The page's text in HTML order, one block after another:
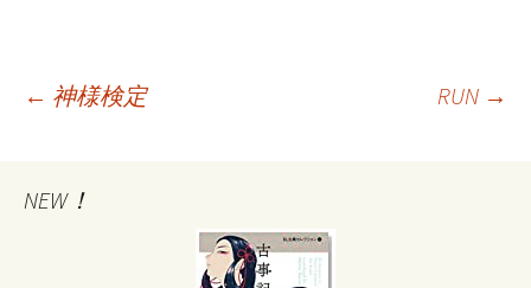
稿
← 神様検定 RUN →
NEW！